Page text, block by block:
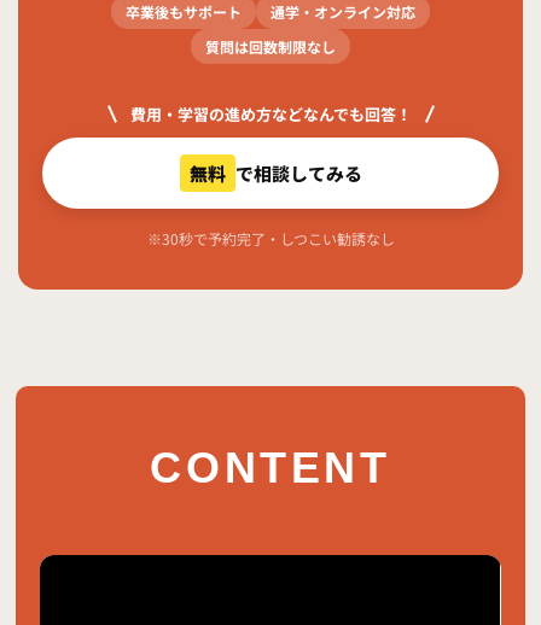
卒業後もサポート
通学・オンライン対応
質問は回数制限なし
費用・学習の進め方などなんでも回答！
無料 で相談してみる
※30秒で予約完了・しつこい勧誘なし
CONTENT